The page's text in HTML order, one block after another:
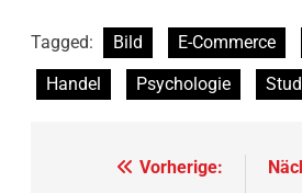
Tagged: Bild E-Commerce
Handel
Psychologie
Vorherige: